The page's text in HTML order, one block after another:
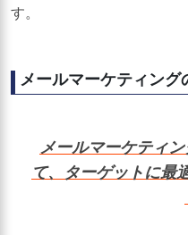
す。
メールマーケティング
メールマーケティ
て、ターゲットに最